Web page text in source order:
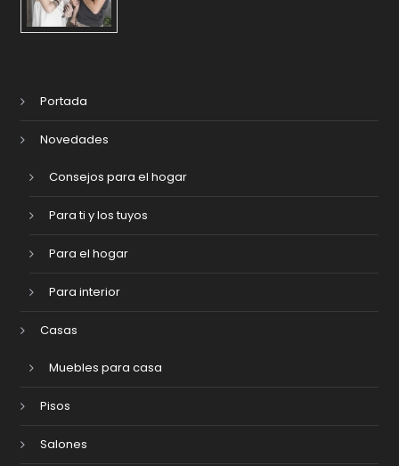
Portada
Novedades
Consejos para el hogar
Para ti y los tuyos
Para el hogar
Para interior
Casas
Muebles para casa
Pisos
Salones